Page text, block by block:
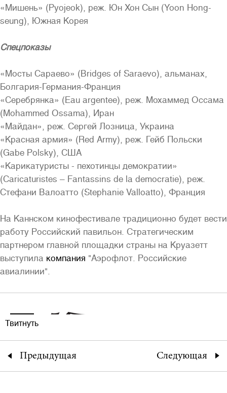
«Мишень» (Pyojeok), реж. Юн Хон Сын (Yoon Hong-
seung), Южная Корея
Спецпоказы
«Мосты Сараево» (Bridges of Saraevo), альманах,
Болгария-Германия-Франция
«Серебрянка» (Eau argentee), реж. Мохаммед Оссама
(Mohammed Ossama), Иран
«Майдан», реж. Сергей Лозница, Украина
«Красная армия» (Red Army), реж. Гейб Польски
(Gabe Polsky), США
«Карикатуристы - пехотинцы демократии»
(Caricaturistes – Fantassins de la democratie), реж.
Стефани Валоатто (Stephanie Valloatto), Франция
На Каннском кинофестивале традиционно будет вести
работу Российский павильон. Стратегическим
партнером главной площадки страны на Круазетт
выступила компания "Аэрофлот. Российские
авиалинии".
Твитнуть
Предыдущая Следующая